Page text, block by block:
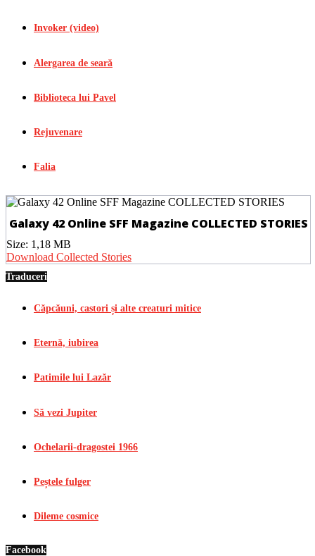
Invoker (video)
Alergarea de seară
Biblioteca lui Pavel
Rejuvenare
Falia
Galaxy 42 Online SFF Magazine COLLECTED STORIES
Size: 1,18 MB
Download Collected Stories
Traduceri
Căpcăuni, castori și alte creaturi mitice
Eternă, iubirea
Patimile lui Lazăr
Să vezi Jupiter
Ochelarii-dragostei 1966
Peștele fulger
Dileme cosmice
Facebook